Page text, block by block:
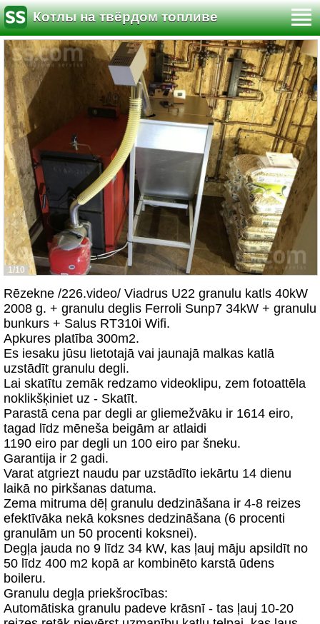
Котлы на твёрдом топливе
1/10
Rēzekne /226.video/ Viadrus U22 granulu katls 40kW
2008 g. + granulu deglis Ferroli Sunp7 34kW + granulu
bunkurs + Salus RT310i Wifi.
Apkures platība 300m2.
Es iesaku jūsu lietotajā vai jaunajā malkas katlā
uzstādīt granulu degli.
Lai skatītu zemāk redzamo videoklipu, zem fotoattēla
noklikšķiniet uz - Skatīt.
Parastā cena par degli ar gliemežvāku ir 1614 eiro,
tagad līdz mēneša beigām ar atlaidi
1190 eiro par degli un 100 eiro par šneku.
Garantija ir 2 gadi.
Varat atgriezt naudu par uzstādīto iekārtu 14 dienu
laikā no pirkšanas datuma.
Zema mitruma dēļ granulu dedzināšana ir 4-8 reizes
efektīvāka nekā koksnes dedzināšana (6 procenti
granulām un 50 procenti koksnei).
Degļa jauda no 9 līdz 34 kW, kas ļauj māju apsildīt no
50 līdz 400 m2 kopā ar kombinēto karstā ūdens
boileru.
Granulu degļa priekšrocības:
Automātiska granulu padeve krāsnī - tas ļauj 10-20